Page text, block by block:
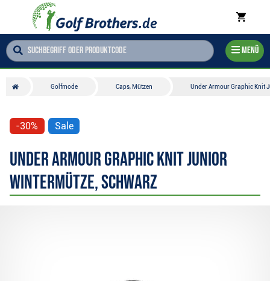
Menü
Golfmode Caps, Mützen Under Armour Graphic Knit
-30% Sale
Under Armour Graphic Knit Junior
Wintermütze, schwarz